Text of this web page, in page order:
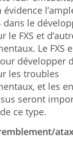
dans le
le FXS et
Le FXS
développer
les troubles
et les
seront
ce type.